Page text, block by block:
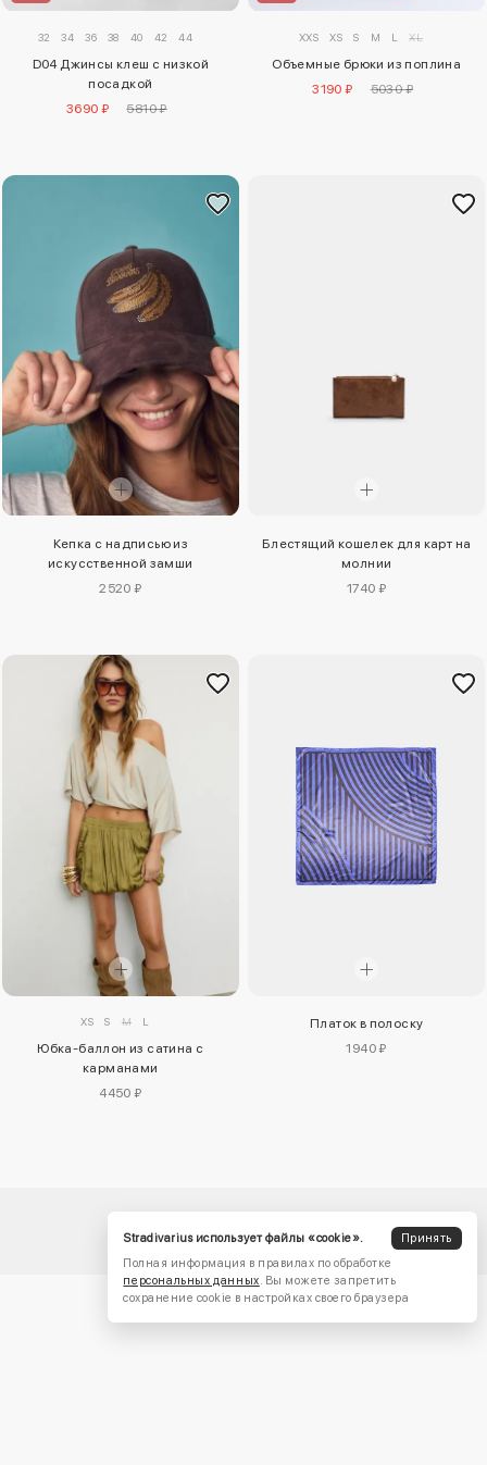
32 34 36 38 40 42 44
D04 Джинсы клеш с низкой
посадкой
3690 ₽
5810 ₽
XXS XS S M L XL
Объемные брюки из поплина
3190 ₽
5030 ₽
Кепка с надписью из
искусственной замши
2520 ₽
Блестящий кошелек для карт на
молнии
1740 ₽
XS S M L
Юбка-баллон из сатина с
карманами
4450 ₽
Платок в полоску
1940 ₽
Stradivarius использует файлы «cookie».
Принять
Полная информация в правилах по обработке
персональных данных. Вы можете запретить
сохранение cookie в настройках своего браузера